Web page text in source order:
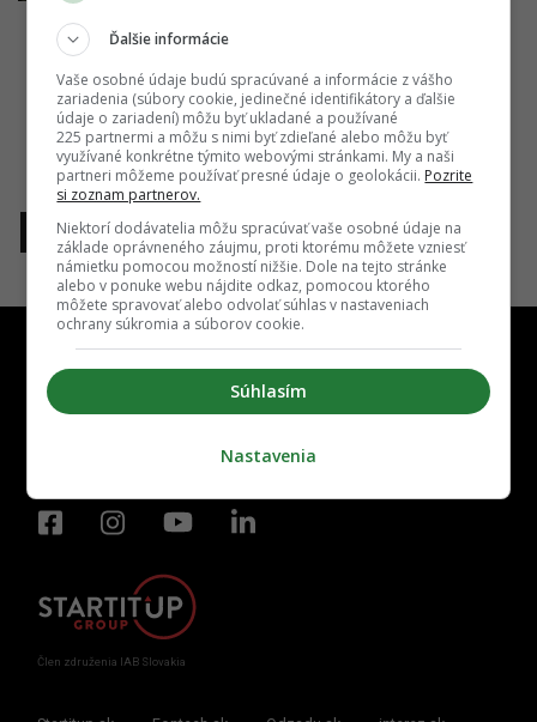
Člen združenia IAB Slovakia
Ďalšie informácie
Vaše osobné údaje budú spracúvané a informácie z vášho
zariadenia (súbory cookie, jedinečné identifikátory a ďalšie
údaje o zariadení) môžu byť ukladané a používané
225 partnermi a môžu s nimi byť zdieľané alebo môžu byť
využívané konkrétne týmito webovými stránkami. My a naši
partneri môžeme používať presné údaje o geolokácii. Pozrite
si zoznam partnerov.
Niektorí dodávatelia môžu spracúvať vaše osobné údaje na
základe oprávneného záujmu, proti ktorému môžete vzniesť
námietku pomocou možností nižšie. Dole na tejto stránke
alebo v ponuke webu nájdite odkaz, pomocou ktorého
môžete spravovať alebo odvolať súhlas v nastaveniach
ochrany súkromia a súborov cookie.
Súhlasím
Nastavenia